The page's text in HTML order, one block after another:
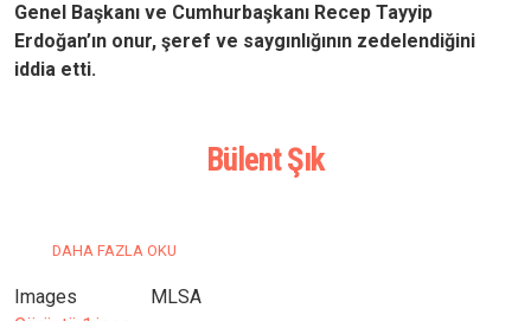
Genel Başkanı ve Cumhurbaşkanı Recep Tayyip
Erdoğan’ın onur, şeref ve saygınlığının zedelendiğini
iddia etti.
Bülent Şık
BÜLENT ŞIK HAKKINDA
DAHA FAZLA OKU
Images
MLSA